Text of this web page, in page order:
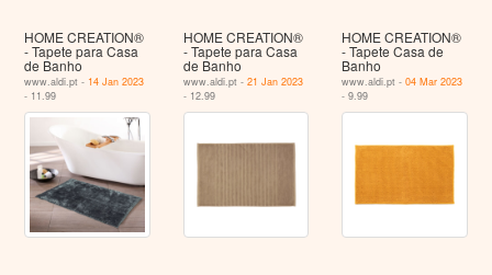
HOME CREATION®
- Tapete para Casa
de Banho
www.aldi.pt - 14 Jan 2023
- 11.99
HOME CREATION®
- Tapete para Casa
de Banho
www.aldi.pt - 21 Jan 2023
- 12.99
HOME CREATION®
- Tapete Casa de
Banho
www.aldi.pt -04 Mar 2023
- 9.99